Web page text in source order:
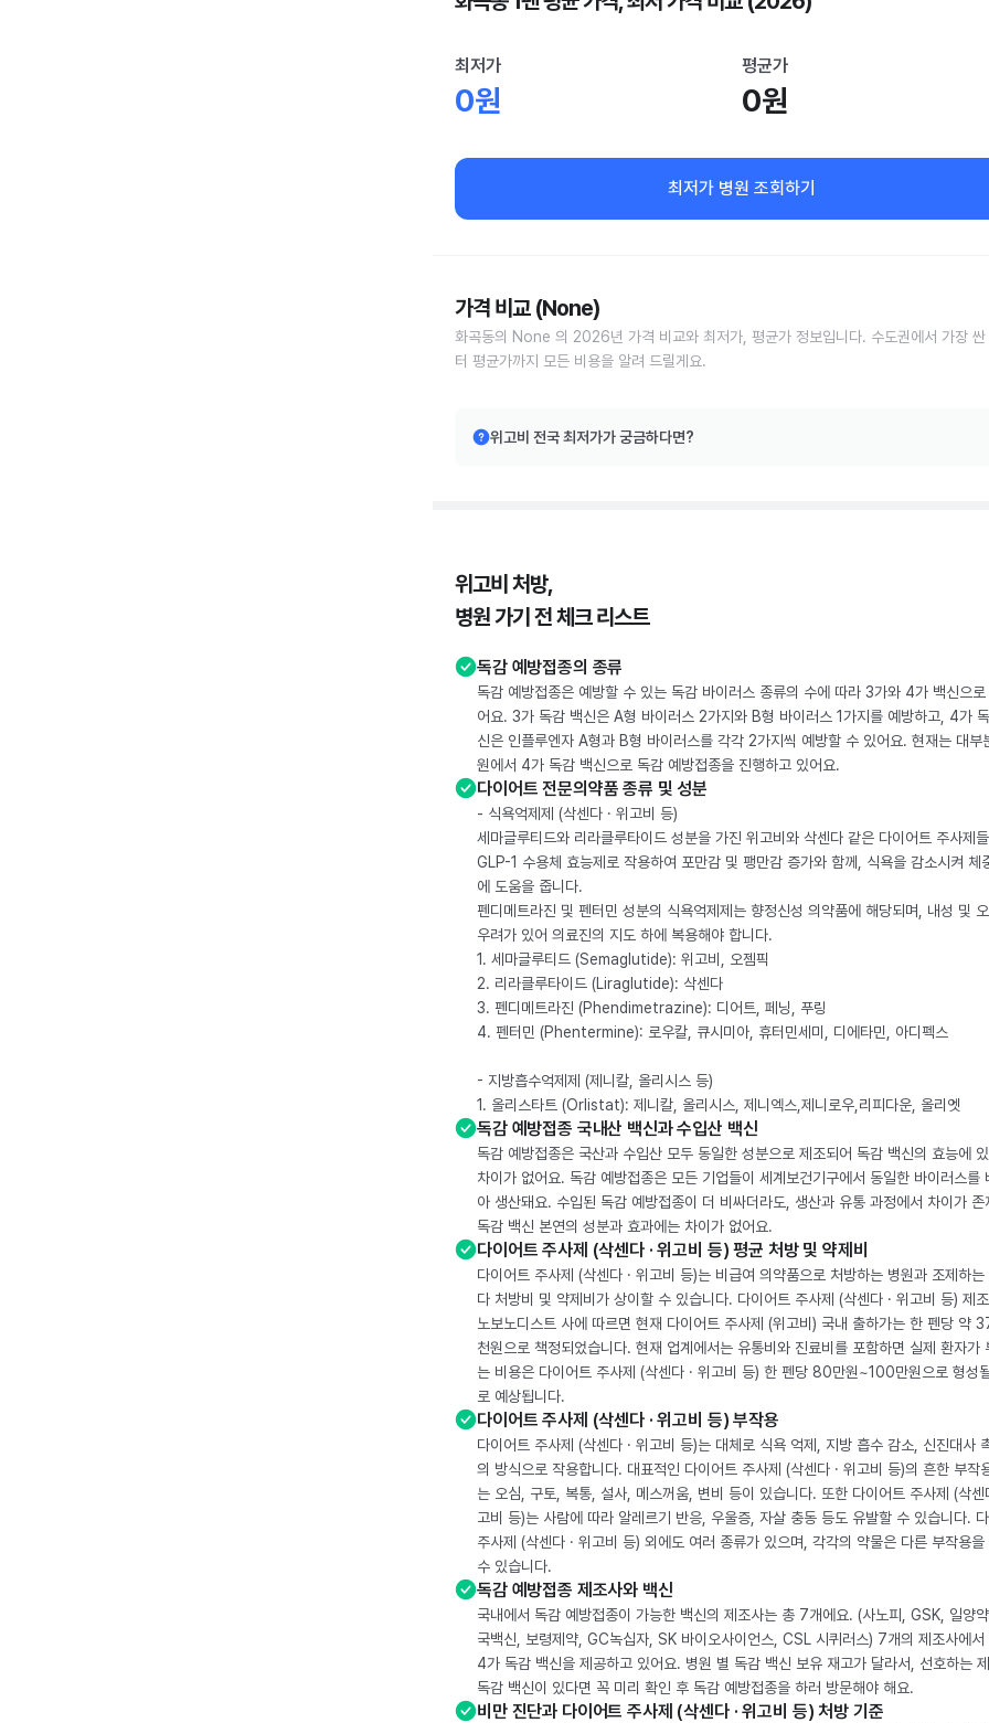
최저가
0원
평균가
0원
최저가 병원 조회하기
가격 비교 (None)
화곡동의 None 의 2026년 가격 비교와 최저가, 평균가 정보입니다. 수도권에서 가장 싼
터 평균가까지 모든 비용을 알려 드릴게요.
위고비 전국 최저가가 궁금하다면?
위고비 처방,
병원 가기 전 체크 리스트
독감 예방접종의 종류
독감 예방접종은 예방할 수 있는 독감 바이러스 종류의 수에 따라 3가와 4가 백신으로
어요. 3가 독감 백신은 A형 바이러스 2가지와 B형 바이러스 1가지를 예방하고, 4가
신은 인플루엔자 A형과 B형 바이러스를 각각 2가지씩 예방할 수 있어요. 현재는 대부
원에서 4가 독감 백신으로 독감 예방접종을 진행하고 있어요.
다이어트 전문의약품 종류 및 성분
- 식욕억제제 (삭센다 · 위고비 등)
세마글루티드와 리라클루타이드 성분을 가진 위고비와 삭센다 같은 다이어트 주사제
GLP-1 수용체 효능제로 작용하여 포만감 및 팽만감 증가와 함께, 식욕을 감소시켜 체
에 도움을 줍니다.
펜디메트라진 및 펜터민 성분의 식욕억제제는 향정신성 의약품에 해당되며, 내성 및
우려가 있어 의료진의 지도 하에 복용해야 합니다.
1. 세마글루티드 (Semaglutide): 위고비, 오젬픽
2. 리라클루타이드 (Liraglutide): 삭센다
3. 펜디메트라진 (Phendimetrazine): 디어트, 페닝, 푸링
4. 펜터민 (Phentermine): 로우칼, 큐시미아, 휴터민세미, 디에타민, 아디펙스
- 지방흡수억제제 (제니칼, 올리시스 등)
1. 올리스타트 (Orlistat): 제니칼, 올리시스, 제니엑스,제니로우,리피다운, 올리엣
독감 예방접종 국내산 백신과 수입산 백신
독감 예방접종은 국산과 수입산 모두 동일한 성분으로 제조되어 독감 백신의 효능에
차이가 없어요. 독감 예방접종은 모든 기업들이 세계보건기구에서 동일한 바이러스를
아 생산돼요. 수입된 독감 예방접종이 더 비싸더라도, 생산과 유통 과정에서 차이가 존
독감 백신 본연의 성분과 효과에는 차이가 없어요.
다이어트 주사제 (삭센다 · 위고비 등) 평균 처방 및 약제비
다이어트 주사제 (삭센다 · 위고비 등)는 비급여 의약품으로 처방하는 병원과 조제하는
다 처방비 및 약제비가 상이할 수 있습니다. 다이어트 주사제 (삭센다 · 위고비 등) 제
노보노디스트 사에 따르면 현재 다이어트 주사제 (위고비) 국내 출하가는 한 펜당 약
천원으로 책정되었습니다. 현재 업계에서는 유통비와 진료비를 포함하면 실제 환자가
는 비용은 다이어트 주사제 (삭센다 · 위고비 등) 한 펜당 80만원~100만원으로 형성
로 예상됩니다.
다이어트 주사제 (삭센다 · 위고비 등) 부작용
다이어트 주사제 (삭센다 · 위고비 등)는 대체로 식욕 억제, 지방 흡수 감소, 신진대사
의 방식으로 작용합니다. 대표적인 다이어트 주사제 (삭센다 · 위고비 등)의 흔한 부작
는 오심, 구토, 복통, 설사, 메스꺼움, 변비 등이 있습니다. 또한 다이어트 주사제 (삭센
고비 등)는 사람에 따라 알레르기 반응, 우울증, 자살 충동 등도 유발할 수 있습니다.
주사제 (삭센다 · 위고비 등) 외에도 여러 종류가 있으며, 각각의 약물은 다른 부작용을
수 있습니다.
독감 예방접종 제조사와 백신
국내에서 독감 예방접종이 가능한 백신의 제조사는 총 7개에요. (사노피, GSK, 일양
국백신, 보령제약, GC녹십자, SK 바이오사이언스, CSL 시퀴러스) 7개의 제조사에서
4가 독감 백신을 제공하고 있어요. 병원 별 독감 백신 보유 재고가 달라서, 선호하는
독감 백신이 있다면 꼭 미리 확인 후 독감 예방접종을 하러 방문해야 해요.
비만 진단과 다이어트 주사제 (삭센다 · 위고비 등) 처방 기준